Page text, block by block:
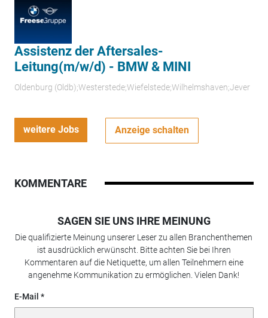
Assistenz der Aftersales-
Leitung(m/w/d) - BMW & MINI
Oldenburg (Oldb);Westerstede;Wiefelstede;Wilhelmshaven;Jever
weitere Jobs Anzeige schalten
KOMMENTARE
SAGEN SIE UNS IHRE MEINUNG
Die qualifizierte Meinung unserer Leser zu allen Branchenthemen
ist ausdrücklich erwünscht. Bitte achten Sie bei Ihren
Kommentaren auf die Netiquette, um allen Teilnehmern eine
angenehme Kommunikation zu ermöglichen. Vielen Dank!
E-Mail